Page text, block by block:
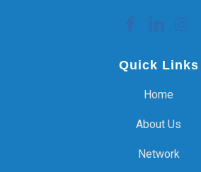
Quick Links
Home
About Us
Network